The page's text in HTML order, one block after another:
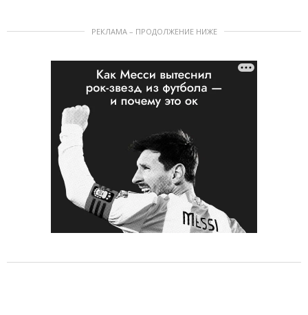
РЕКЛАМА – ПРОДОЛЖЕНИЕ НИЖЕ